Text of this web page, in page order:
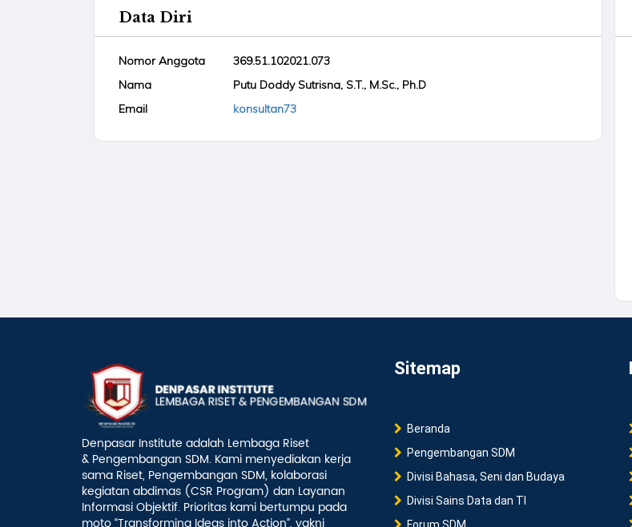
Data Diri
Nomor Anggota
369.51.102021.073
Nama
Putu Doddy Sutrisna, S.T., M.Sc., Ph.D
Email
konsultan73
Denpasar Institute adalah Lembaga Riset
& Pengembangan SDM. Kami menyediakan kerja
sama Riset, Pengembangan SDM, kolaborasi
kegiatan abdimas (CSR Program) dan Layanan
Informasi Objektif. Prioritas kami bertumpu pada
Sitemap
Beranda
Pengembangan SDM
Divisi Bahasa, Seni dan Budaya
Divisi Sains Data dan TI